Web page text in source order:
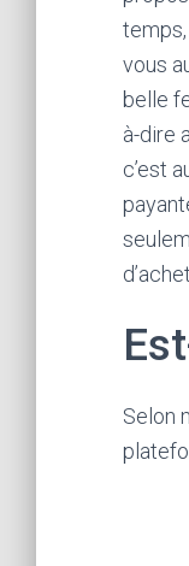
vous
belle
à-dire
c’est
Selon